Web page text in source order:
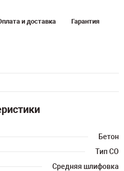
и доставка Гарантия
Бетон
Тип СО
Средняя шлифовка